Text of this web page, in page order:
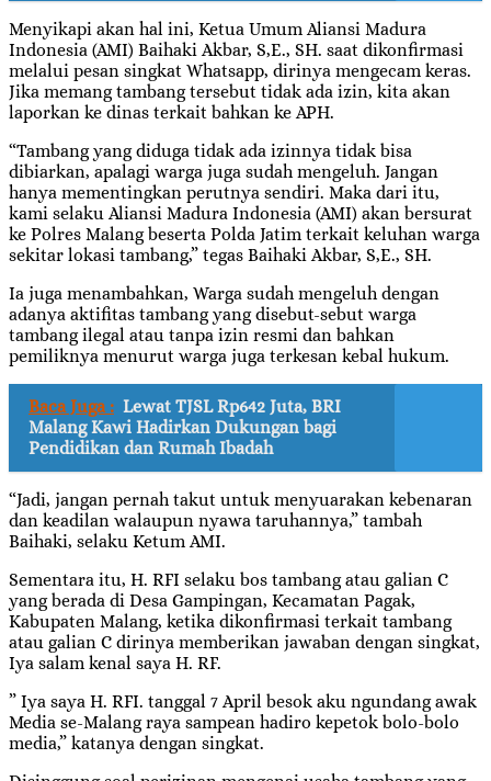
Menyikapi akan hal ini, Ketua Umum Aliansi Madura
Indonesia (AMI) Baihaki Akbar, S,E., SH. saat dikonfirmasi
melalui pesan singkat Whatsapp, dirinya mengecam keras.
Jika memang tambang tersebut tidak ada izin, kita akan
laporkan ke dinas terkait bahkan ke APH.
“Tambang yang diduga tidak ada izinnya tidak bisa
dibiarkan, apalagi warga juga sudah mengeluh. Jangan
hanya mementingkan perutnya sendiri. Maka dari itu,
kami selaku Aliansi Madura Indonesia (AMI) akan bersurat
ke Polres Malang beserta Polda Jatim terkait keluhan warga
sekitar lokasi tambang,” tegas Baihaki Akbar, S,E., SH.
Ia juga menambahkan, Warga sudah mengeluh dengan
adanya aktifitas tambang yang disebut-sebut warga
tambang ilegal atau tanpa izin resmi dan bahkan
pemiliknya menurut warga juga terkesan kebal hukum.
Baca Juga : Lewat TJSL Rp642 Juta, BRI
Malang Kawi Hadirkan Dukungan bagi
Pendidikan dan Rumah Ibadah
“Jadi, jangan pernah takut untuk menyuarakan kebenaran
dan keadilan walaupun nyawa taruhannya,” tambah
Baihaki, selaku Ketum AMI.
Sementara itu, H. RFI selaku bos tambang atau galian C
yang berada di Desa Gampingan, Kecamatan Pagak,
Kabupaten Malang, ketika dikonfirmasi terkait tambang
atau galian C dirinya memberikan jawaban dengan singkat,
Iya salam kenal saya H. RF.
” Iya saya H. RFI. tanggal 7 April besok aku ngundang awak
Media se-Malang raya sampean hadiro kepetok bolo-bolo
media,” katanya dengan singkat.